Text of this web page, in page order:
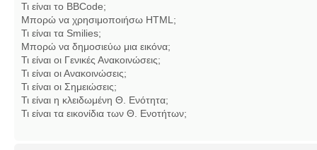
Τι είναι το BBCode;
Μπορώ να χρησιμοποιήσω HTML;
Τι είναι τα Smilies;
Μπορώ να δημοσιεύω μια εικόνα;
Τι είναι οι Γενικές Ανακοινώσεις;
Τι είναι οι Ανακοινώσεις;
Τι είναι οι Σημειώσεις;
Τι είναι η κλειδωμένη Θ. Ενότητα;
Τι είναι τα εικονίδια των Θ. Ενοτήτων;